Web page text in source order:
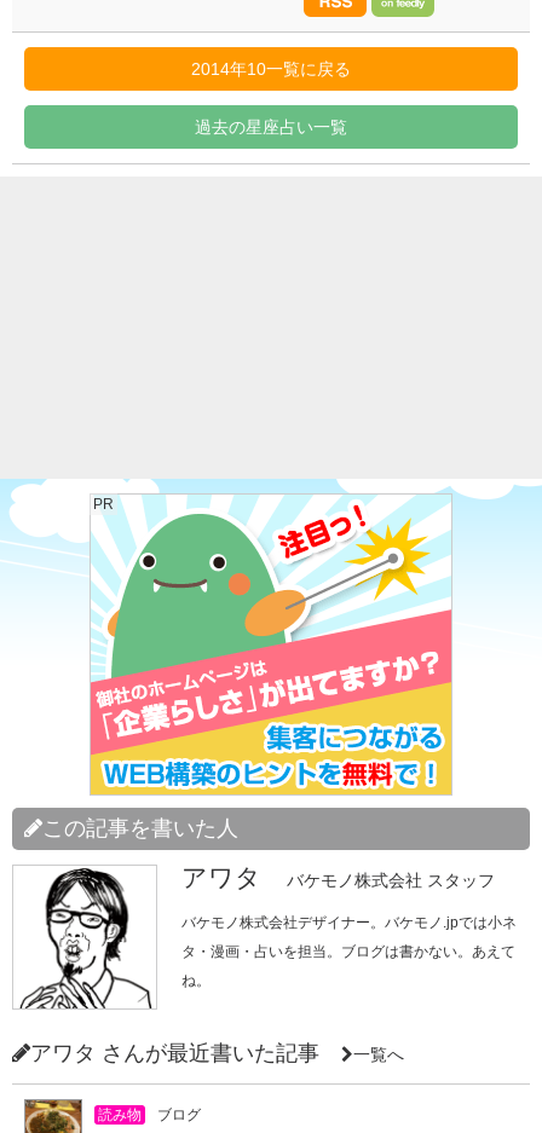
2014年10一覧に戻る
過去の星座占い一覧
PR
この記事を書いた人
アワタ バケモノ株式会社 スタッフ
バケモノ株式会社デザイナー。バケモノ.jpでは小ネ
タ・漫画・占いを担当。ブログは書かない。あえて
ね。
アワタ さんが最近書いた記事 一覧へ
読み物 ブログ